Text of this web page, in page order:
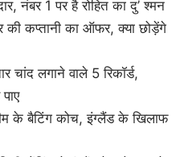
नंबर 1 पर है रोहित का दु’ श्मन
कप्तानी का ऑफर, क्या छोड़ेंगे
चांद लगाने वाले 5 रिकॉर्ड,
के बैटिंग कोच, इंग्लैंड के खिलाफ